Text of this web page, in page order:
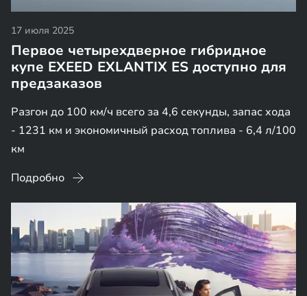
17 июля 2025
Первое четырехдверное гибридное
купе EXEED EXLANTIX ES доступно для
предзаказов
Разгон до 100 км/ч всего за 4,6 секунды, запас хода
- 1231 км и экономичный расход топлива - 6,4 л/100
км
Подробно